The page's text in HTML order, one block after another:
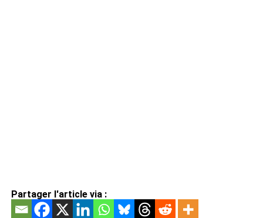
Partager l'article via :